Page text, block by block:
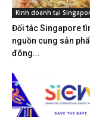
Kinh doanh tại
Đối tác Singapore
nguồn cung sản
đông...